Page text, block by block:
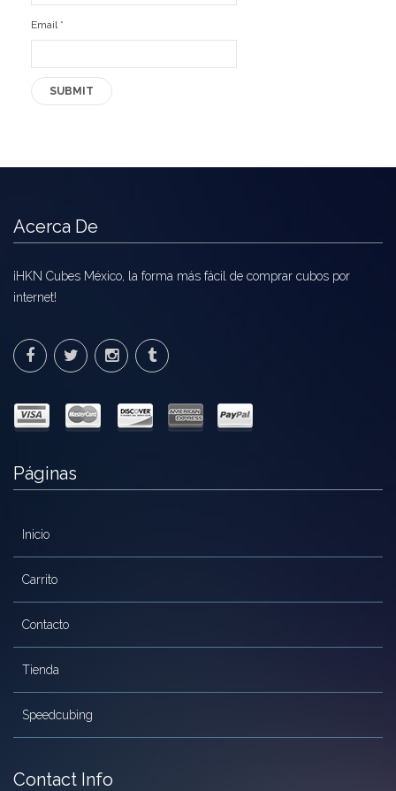
Email *
Acerca De
¡HKN Cubes México, la forma más fácil de comprar cubos por
internet!
Páginas
Inicio
Carrito
Contacto
Tienda
Speedcubing
Contact Info